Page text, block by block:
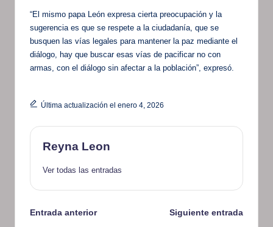
“El mismo papa León expresa cierta preocupación y la
sugerencia es que se respete a la ciudadanía, que se
busquen las vías legales para mantener la paz mediante el
diálogo, hay que buscar esas vías de pacificar no con
armas, con el diálogo sin afectar a la población”, expresó.
Última actualización el enero 4, 2026
Reyna Leon
Ver todas las entradas
Navegación
Entrada anterior Siguiente entrada